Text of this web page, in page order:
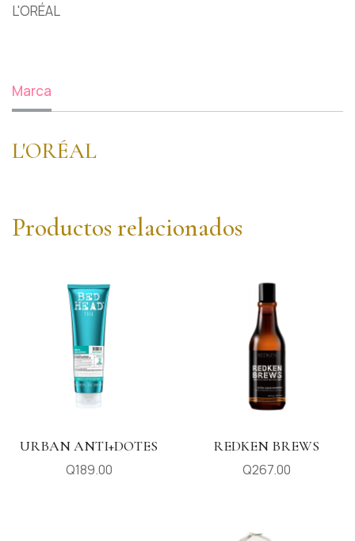
L'ORÉAL
Marca
L'ORÉAL
Productos relacionados
URBAN ANTI+DOTES
Q189.00
REDKEN BREWS
Q267.00